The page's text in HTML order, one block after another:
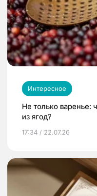
Интересное
Не только варенье:
из ягод?
17:34 / 22.07.26